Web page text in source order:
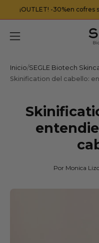
Saltar
al
contenido
regalo en pedidos +29,90€
¡OUTLET! -30%en cofres
Abrir
de
navegación
Inicio/SEGLE Biotech
Skinification del cabello:
Por Monica